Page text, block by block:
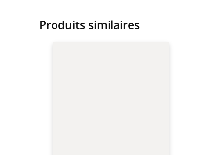
Produits similaires